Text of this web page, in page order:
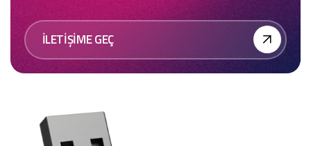
İLETİŞİME GEÇ